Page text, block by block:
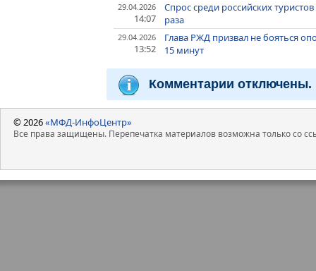
29.04.2026
14:07
Спрос среди российских
раза
29.04.2026
13:52
Глава РЖД призвал не бояться
15 минут
Комментарии отключены.
© 2026«МФД-ИнфоЦентр»
Все права защищены. Перепечатка материалов возможна только со